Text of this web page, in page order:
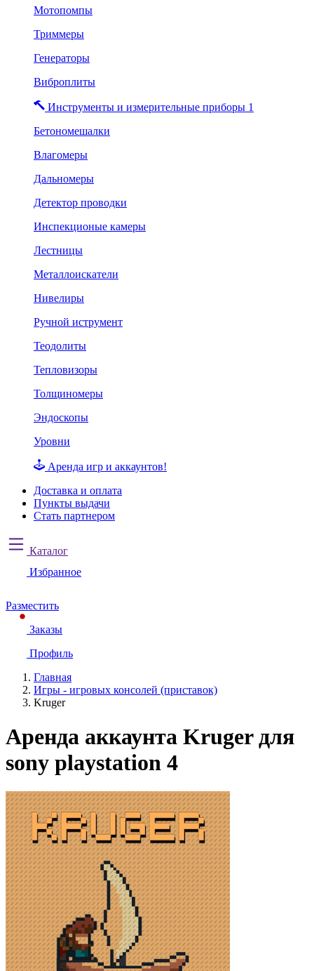
Мотопомпы
Триммеры
Генераторы
Виброплиты
Инструменты и измерительные приборы 1
Бетономешалки
Влагомеры
Дальномеры
Детектор проводки
Инспекционые камеры
Лестницы
Металлоискатели
Нивелиры
Ручной иструмент
Теодолиты
Тепловизоры
Толщиномеры
Эндоскопы
Уровни
Аренда игр и аккаунтов!
Доставка и оплата
Пункты выдачи
Стать партнером
Каталог
Избранное
Разместить
Заказы
Профиль
Главная
Игры - игровых консолей (приставок)
Kruger
Аренда аккаунта Kruger для
sony playstation 4